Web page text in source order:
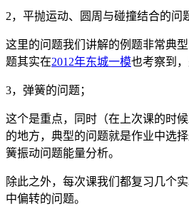
2，平抛运动、圆周与碰撞结合的问
这里的问题我们讲解的例题非常典
题其实在2012年东城一模也考察到
3，弹簧的问题；
这个是重点，同时（在上次课的时
的地方，典型的问题就是作业中选
簧振动问题能量分析。
除此之外，每次课我们都复习几个
中偏转的问题。